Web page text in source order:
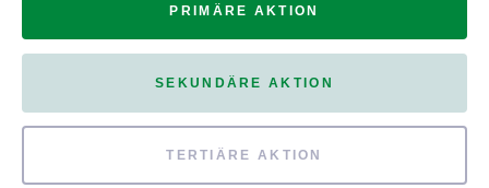
PRIMÄRE AKTION
SEKUNDÄRE AKTION
TERTIÄRE AKTION